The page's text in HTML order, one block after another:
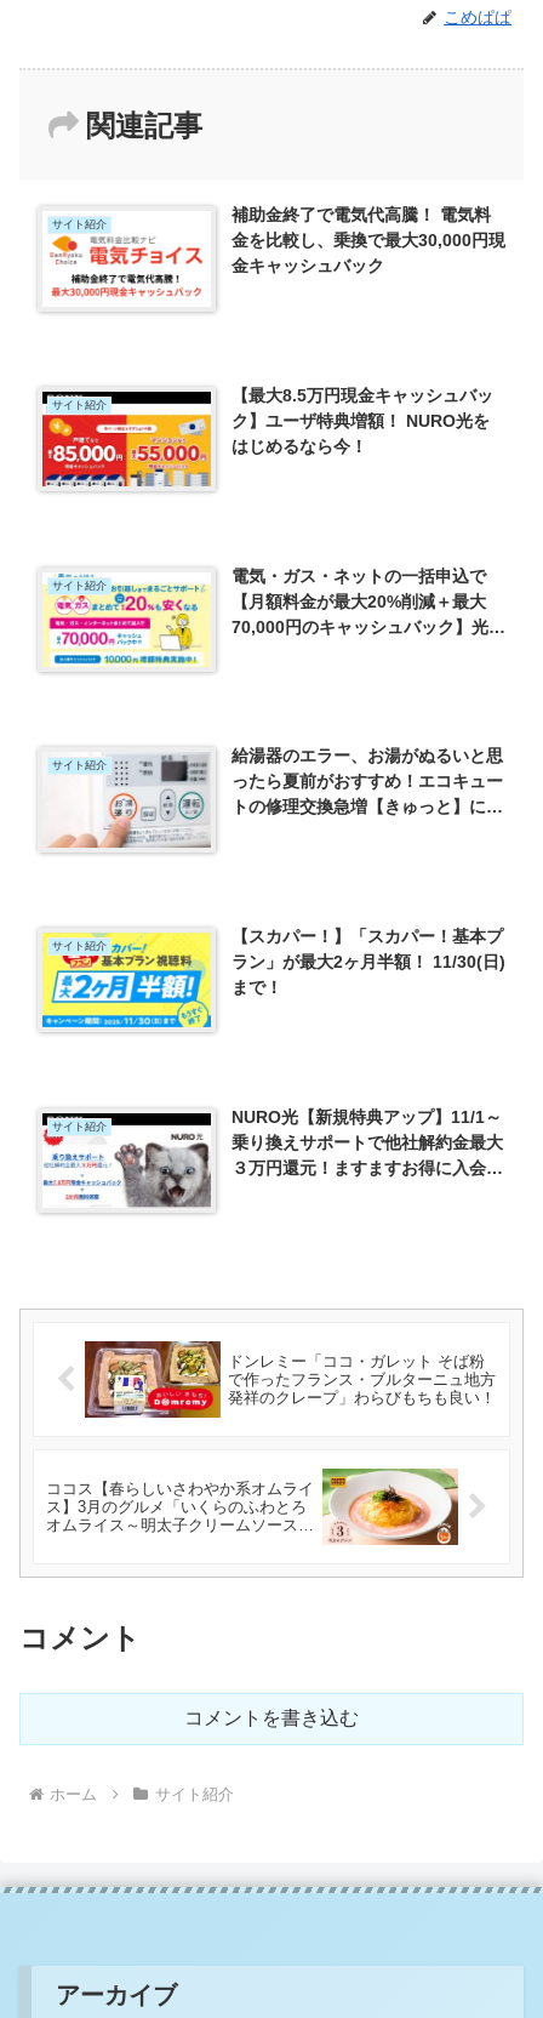
こめぱぱ
関連記事
サイト紹介
補助金終了で電気代高騰！ 電気料
金を比較し、乗換で最大30,000円現
金キャッシュバック
サイト紹介
【最大8.5万円現金キャッシュバッ
ク】ユーザ特典増額！ NURO光を
はじめるなら今！
サイト紹介
電気・ガス・ネットの一括申込で
【月額料金が最大20%削減＋最大
70,000円のキャッシュバック】光熱
サイト紹介
給湯器のエラー、お湯がぬるいと思
ったら夏前がおすすめ！エコキュー
トの修理交換急増【きゅっと】にお
サイト紹介
【スカパー！】「スカパー！基本プ
ラン」が最大2ヶ月半額！ 11/30(日)
まで！
サイト紹介
NURO光【新規特典アップ】11/1～
乗り換えサポートで他社解約金最大
３万円還元！ますますお得に入会で
ドンレミー「ココ・ガレット そば粉
で作ったフランス・ブルターニュ地方
発祥のクレープ」わらびもちも良い！
ココス【春らしいさわやか系オムライ
ス】3月のグルメ「いくらのふわとろ
オムライス～明太子クリームソース
コメント
コメントを書き込む
ホーム サイト紹介
アーカイブ